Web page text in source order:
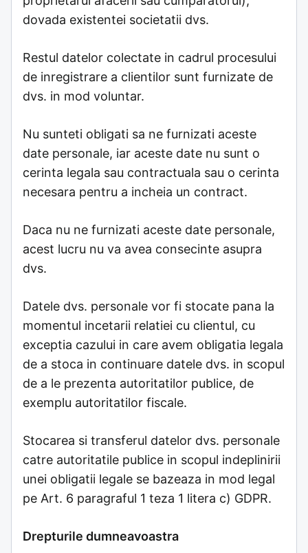
dovada existentei societatii dvs.
Restul datelor colectate in cadrul procesului
de inregistrare a clientilor sunt furnizate de
dvs. in mod voluntar.
Nu sunteti obligati sa ne furnizati aceste
date personale, iar aceste date nu sunt o
cerinta legala sau contractuala sau o cerinta
necesara pentru a incheia un contract.
Daca nu ne furnizati aceste date personale,
acest lucru nu va avea consecinte asupra
dvs.
Datele dvs. personale vor fi stocate pana la
momentul incetarii relatiei cu clientul, cu
exceptia cazului in care avem obligatia legala
de a stoca in continuare datele dvs. in scopul
de a le prezenta autoritatilor publice, de
exemplu autoritatilor fiscale.
Stocarea si transferul datelor dvs. personale
catre autoritatile publice in scopul indeplinirii
unei obligatii legale se bazeaza in mod legal
pe Art. 6 paragraful 1 teza 1 litera c) GDPR.
Drepturile dumneavoastra